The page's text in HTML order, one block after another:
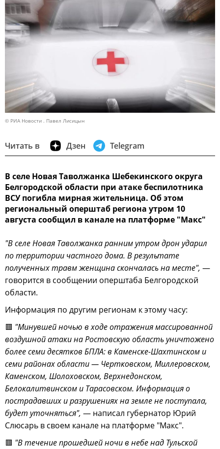
© РИА Новости . Павел Лисицын
Читать в Дзен Telegram
В селе Новая Таволжанка Шебекинского округа
Белгородской области при атаке беспилотника
ВСУ погибла мирная жительница. Об этом
региональный оперштаб региона утром 10
августа сообщил в канале на платформе "Макс"
"В селе Новая Таволжанка ранним утром дрон ударил
по территории частного дома. В результате
полученных травм женщина скончалась на месте", —
говорится в сообщении оперштаба Белгородской
области.
Информация по другим регионам к этому часу:
🟥 "Минувшей ночью в ходе отражения массированной
воздушной атаки на Ростовскую область уничтожено
более семи десятков БПЛА: в Каменске-Шахтинском и
семи районах области — Чертковском, Миллеровском,
Каменском, Шолоховском, Верхнедонском,
Белокалитвинском и Тарасовском. Информация о
пострадавших и разрушениях на земле не поступала,
будет уточняться", — написал губернатор Юрий
Слюсарь в своем канале на платформе "Макс".
🟥 "В течение прошедшей ночи в небе над Тульской